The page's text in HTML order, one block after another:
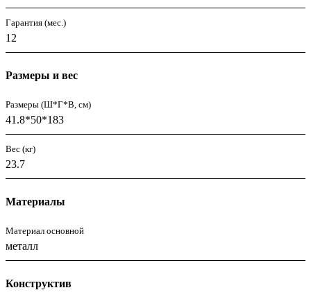
Гарантия (мес.)
12
Размеры и вес
Размеры (Ш*Г*В, см)
41.8*50*183
Вес (кг)
23.7
Материалы
Материал основной
металл
Конструктив